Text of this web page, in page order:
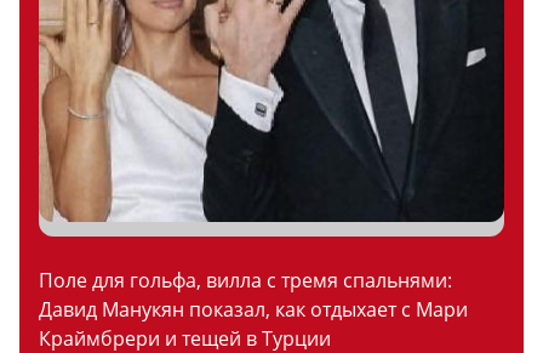
Поле для гольфа, вилла с тремя спальнями:
Давид Манукян показал, как отдыхает с Мари
Краймбрери и тещей в Турции